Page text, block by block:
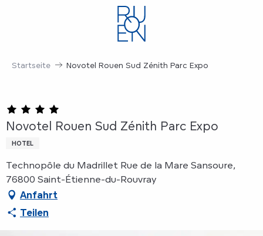
Startseite Novotel Rouen Sud Zénith Parc Expo
Novotel Rouen Sud Zénith Parc Expo
HOTEL
Technopôle du Madrillet Rue de la Mare Sansoure,
76800 Saint-Étienne-du-Rouvray
Anfahrt
Teilen